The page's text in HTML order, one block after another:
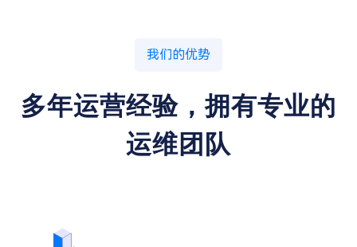
我们的优势
多年运营经验，拥有专业的
运维团队